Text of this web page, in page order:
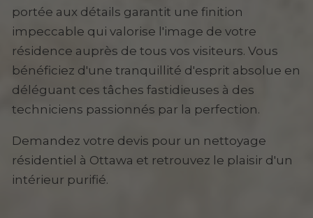
portée aux détails garantit une finition
impeccable qui valorise l'image de votre
résidence auprès de tous vos visiteurs. Vous
bénéficiez d'une tranquillité d'esprit absolue en
déléguant ces tâches fastidieuses à des
techniciens passionnés par la perfection.
Demandez votre devis pour un nettoyage
résidentiel à Ottawa et retrouvez le plaisir d'un
intérieur purifié.